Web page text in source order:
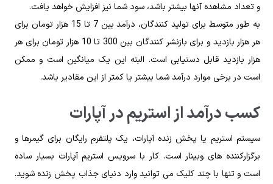
و تعداد مشاهده آنها بیشتر باشد، سود شما نیز افزایش خواهد یافت.
به طور متوسط برای تولید کنندگان، درآمد بین 7 تا 15 هزار تومان برای
هر هزار بازدید و برای بازنشر کنندگان بین 300 تا 10 هزار تومان برای هر
هزار بازدید قابل دستیابی است. البته این یک میانگین است و ممکن
است در برخی موارد درآمد شما بیشتر یا کمتر از این مقادیر باشد.
کسب درآمد از استریم در آپارات
سیستم استریم یا پخش زنده آپارات، یک پلتفرم رایگان برای گیمرها و
برگزارکننده‌ های وبینار است. کار با سرویس استریم آپارات بسیار ساده
است و تنها با چند کلیک می‌ توانید وارد دنیای جذاب پخش زنده شوید.